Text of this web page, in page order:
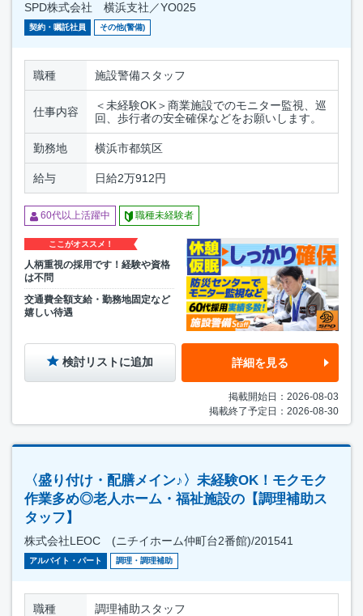
SPD株式会社 横浜支社／YO025
契約・嘱託社員 その他(警備)
職種 施設警備スタッフ
仕事内容
＜未経験OK＞商業施設でのモニター監視、巡
回、歩行者の安全確保などをお願いします。
勤務地 横浜市都筑区
給与 日給2万912円
60代以上活躍中 職種未経験者
ここがオススメ！
人柄重視の採用です！経験や資格
は不問
交通費全額支給・勤務地固定など
嬉しい待遇
検討リストに追加 詳細を見る
掲載開始日：2026-08-03
掲載終了予定日：2026-08-30
〈盛り付け・配膳メイン♪〉未経験OK！モクモク
作業多め◎老人ホーム・福祉施設の【調理補助ス
タッフ】
株式会社LEOC (ニチイホーム仲町台2番館)/201541
アルバイト・パート 調理・調理補助
職種 調理補助スタッフ